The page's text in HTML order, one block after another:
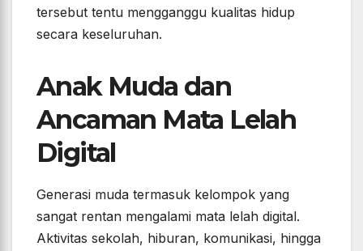
tersebut tentu mengganggu kualitas hidup
secara keseluruhan.
Anak Muda dan
Ancaman Mata Lelah
Digital
Generasi muda termasuk kelompok yang
sangat rentan mengalami mata lelah digital.
Aktivitas sekolah, hiburan, komunikasi, hingga